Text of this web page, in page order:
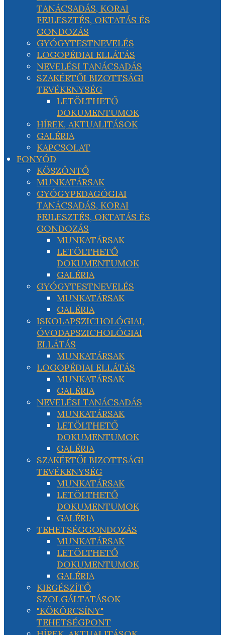
TANÁCSADÁS, KORAI
FEJLESZTÉS, OKTATÁS ÉS
GONDOZÁS
GYÓGYTESTNEVELÉS
LOGOPÉDIAI ELLÁTÁS
NEVELÉSI TANÁCSADÁS
SZAKÉRTŐI BIZOTTSÁGI
TEVÉKENYSÉG
LETÖLTHETŐ
DOKUMENTUMOK
HÍREK, AKTUALITÁSOK
GALÉRIA
KAPCSOLAT
FONYÓD
KÖSZÖNTŐ
MUNKATÁRSAK
GYÓGYPEDAGÓGIAI
TANÁCSADÁS, KORAI
FEJLESZTÉS, OKTATÁS ÉS
GONDOZÁS
MUNKATÁRSAK
LETÖLTHETŐ
DOKUMENTUMOK
GALÉRIA
GYÓGYTESTNEVELÉS
MUNKATÁRSAK
GALÉRIA
ISKOLAPSZICHOLÓGIAI,
ÓVODAPSZICHOLÓGIAI
ELLÁTÁS
MUNKATÁRSAK
LOGOPÉDIAI ELLÁTÁS
MUNKATÁRSAK
GALÉRIA
NEVELÉSI TANÁCSADÁS
MUNKATÁRSAK
LETÖLTHETŐ
DOKUMENTUMOK
GALÉRIA
SZAKÉRTŐI BIZOTTSÁGI
TEVÉKENYSÉG
MUNKATÁRSAK
LETÖLTHETŐ
DOKUMENTUMOK
GALÉRIA
TEHETSÉGGONDOZÁS
MUNKATÁRSAK
LETÖLTHETŐ
DOKUMENTUMOK
GALÉRIA
KIEGÉSZÍTŐ
SZOLGÁLTATÁSOK
"KÖKÖRCSÍNY"
TEHETSÉGPONT